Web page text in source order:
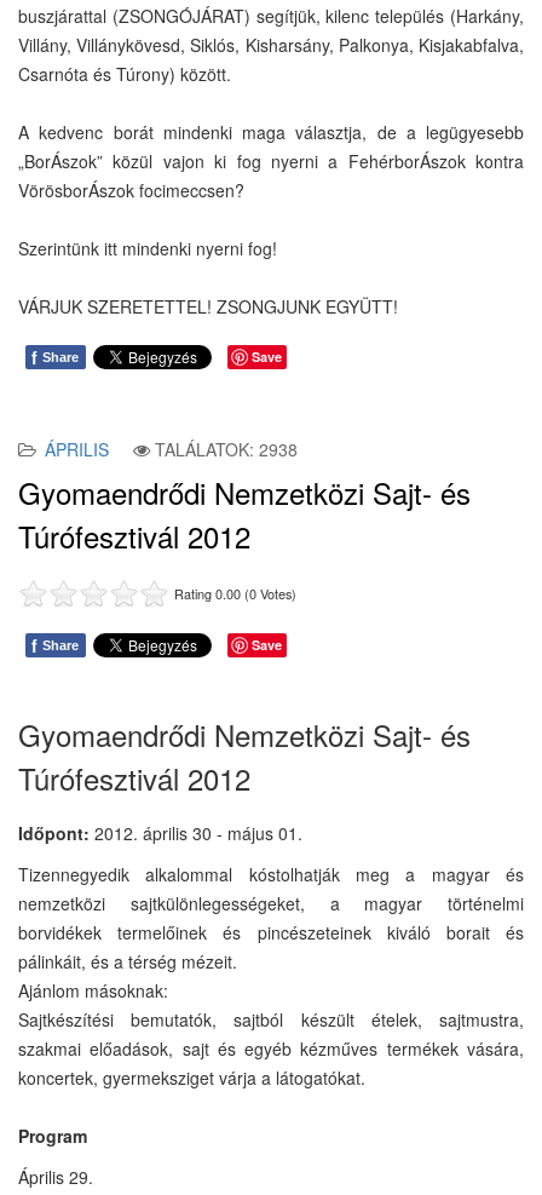
buszjárattal (ZSONGÓJÁRAT) segítjük, kilenc település (Harkány,
Villány, Villánykövesd, Siklós, Kisharsány, Palkonya, Kisjakabfalva,
Csarnóta és Túrony) között.
A kedvenc borát mindenki maga választja, de a legügyesebb
„BorÁszok” közül vajon ki fog nyerni a FehérborÁszok kontra
VörösborÁszok focimeccsen?
Szerintünk itt mindenki nyerni fog!
VÁRJUK SZERETETTEL! ZSONGJUNK EGYÜTT!
f Share Save
ÁPRILIS TALÁLATOK: 2938
Gyomaendrődi Nemzetközi Sajt- és
Túrófesztivál 2012
Rating 0.00 (0 Votes)
f Share Save
Gyomaendrődi Nemzetközi Sajt- és
Túrófesztivál 2012
Időpont: 2012. április 30 - május 01.
Tizennegyedik alkalommal kóstolhatják meg a magyar és
nemzetközi sajtkülönlegességeket, a magyar történelmi
borvidékek termelőinek és pincészeteinek kiváló borait és
pálinkáit, és a térség mézeit.
Ajánlom másoknak:
Sajtkészítési bemutatók, sajtból készült ételek, sajtmustra,
szakmai előadások, sajt és egyéb kézműves termékek vására,
koncertek, gyermeksziget várja a látogatókat.
Program
Április 29.